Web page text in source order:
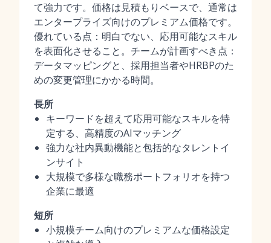
て強力です。価格は見積もりベースで、通常は
エンタープライズ向けのプレミアム価格です。
優れている点：明白でない、応用可能なスキル
を表面化させること。チームが計画すべき点：
データマッピングと、採用担当者やHRBPのた
めの変更管理にかかる時間。
長所
キーワードを超えて応用可能なスキルを特
定する、高精度のAIマッチング
強力な社内異動機能と包括的なタレントイ
ンサイト
大規模で多様な職務ポートフォリオを持つ
企業に最適
短所
小規模チーム向けのプレミアムな価格設定